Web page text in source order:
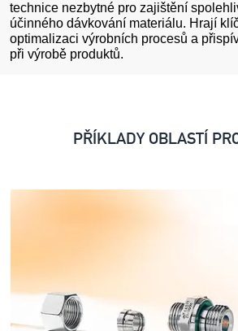
technice nezbytné pro zajištění
účinného dávkování materiálu. Hrají
optimalizaci výrobních procesů a
při výrobě produktů.
PŘÍKLADY OBLASTÍ